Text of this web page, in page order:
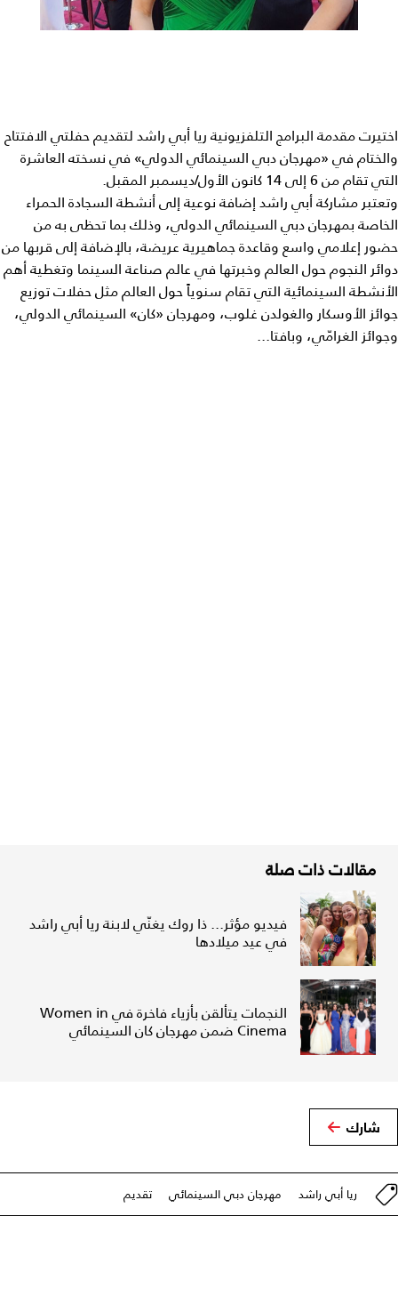
اختيرت مقدمة البرامج التلفزيونية ريا أبي راشد لتقديم حفلتي الافتتاح
والختام في «مهرجان دبي السينمائي الدولي» في نسخته العاشرة
التي تقام من 6 إلى 14 كانون الأول/ديسمبر المقبل.
وتعتبر مشاركة أبي راشد إضافة نوعية إلى أنشطة السجادة الحمراء
الخاصة بمهرجان دبي السينمائي الدولي، وذلك بما تحظى به من
حضور إعلامي واسع وقاعدة جماهيرية عريضة، بالإضافة إلى قربها من
دوائر النجوم حول العالم وخبرتها في عالم صناعة السينما وتغطية أهم
الأنشطة السينمائية التي تقام سنوياً حول العالم مثل حفلات توزيع
جوائز الأوسكار والغولدن غلوب، ومهرجان «كان» السينمائي الدولي،
وجوائز الغرامّي، وبافتا...
مقالات ذات صلة
فيديو مؤثر... ذا روك يغنّي لابنة ريا أبي راشد
في عيد ميلادها
النجمات يتألقن بأزياء فاخرة في Women in
Cinema ضمن مهرجان كان السينمائي
شارك
ريا أبي راشد مهرجان دبي السينمائي تقديم